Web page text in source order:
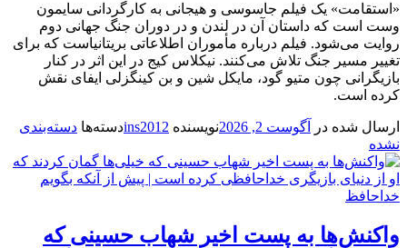
«استقامت» یک فیلم جاسوسی و هیجانی به کارگردانی سایمون
وست است که داستان آن در لندن و در دوران جنگ جهانی دوم
روایت می‌شود. فیلم درباره مأموران اطلاعاتی بریتانیاست که برای
تغییر مسیر جنگ تلاش می‌کنند. نیکلاس کیج در این اثر در کنار
بازیگرانی چون متیو گود، مایکل شین و بن کینگزلی ایفای نقش
کرده است.
ارسال شده در آگوست 2, 2026 نویسنده ins2012دسته‌ها دسته‌بندی
نشده
واکنش‌ها به پست اخیر شهاب حسینی که